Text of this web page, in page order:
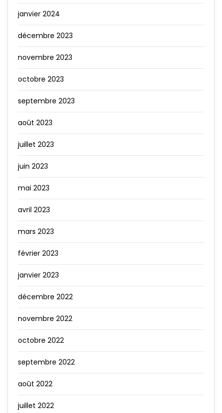
janvier 2024
décembre 2023
novembre 2023
octobre 2023
septembre 2023
août 2023
juillet 2023
juin 2023
mai 2023
avril 2023
mars 2023
février 2023
janvier 2023
décembre 2022
novembre 2022
octobre 2022
septembre 2022
août 2022
juillet 2022